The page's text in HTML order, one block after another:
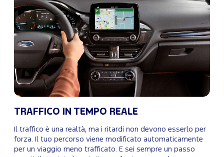
TRAFFICO IN TEMPO REALE
Il traffico è una realtà, ma i ritardi non devono esserlo per
forza. Il tuo percorso viene modificato automaticamente
per un viaggio meno trafficato. E sei sempre un passo